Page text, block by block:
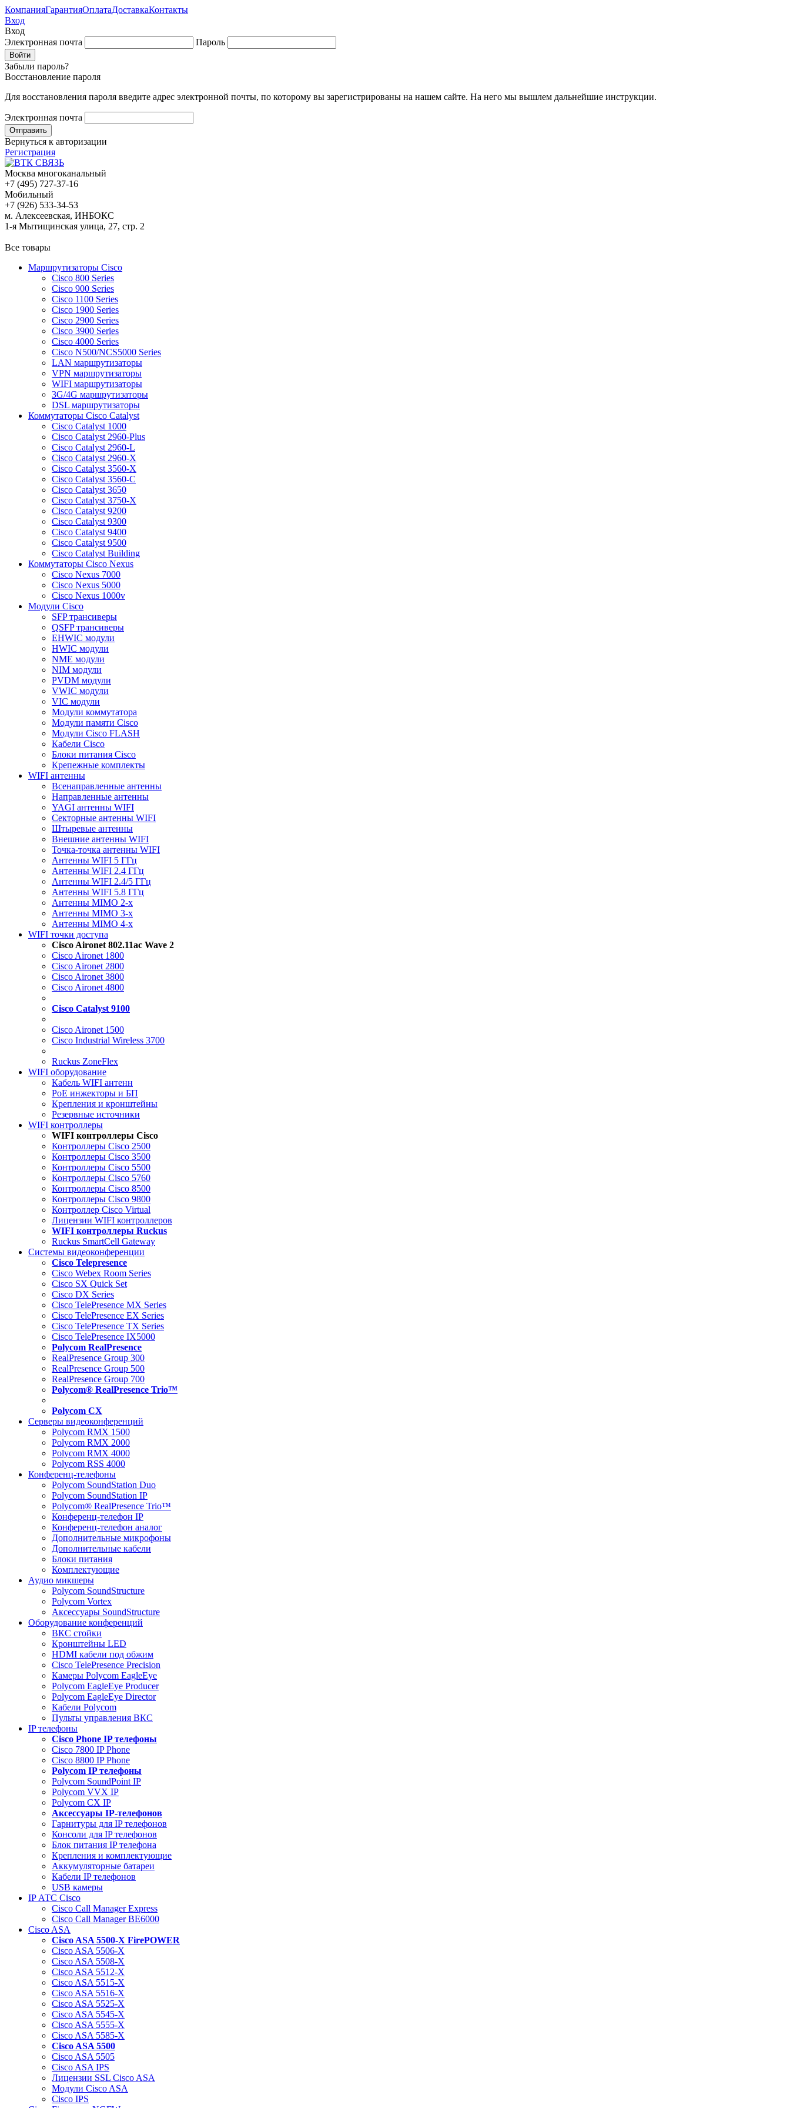
КомпанияГарантияОплатаДоставкаКонтакты
Вход
Вход
Электронная почта
Пароль
Забыли пароль?
Восстановление пароля
Для восстановления пароля введите адрес электронной почты, по которому вы зарегистрированы на нашем сайте. На него мы вышлем дальнейшие инструкции.
Электронная почта
Вернуться к авторизации
Регистрация
Москва многоканальный
+7 (495) 727-37-16
Мобильный
+7 (926) 533-34-53
м. Алексеевская, ИНБОКС
1-я Мытищинская улица, 27, стр. 2
Все товары
Маршрутизаторы Cisco
Cisco 800 Series
Cisco 900 Series
Cisco 1100 Series
Cisco 1900 Series
Cisco 2900 Series
Cisco 3900 Series
Cisco 4000 Series
Cisco N500/NCS5000 Series
LAN маршрутизаторы
VPN маршрутизаторы
WIFI маршрутизаторы
3G/4G маршрутизаторы
DSL маршрутизаторы
Коммутаторы Cisco Catalyst
Cisco Catalyst 1000
Cisco Catalyst 2960-Plus
Cisco Catalyst 2960-L
Cisco Catalyst 2960-X
Cisco Catalyst 3560-X
Cisco Catalyst 3560-C
Cisco Catalyst 3650
Cisco Catalyst 3750-X
Cisco Catalyst 9200
Cisco Catalyst 9300
Cisco Catalyst 9400
Cisco Catalyst 9500
Cisco Catalyst Building
Коммутаторы Cisco Nexus
Cisco Nexus 7000
Cisco Nexus 5000
Cisco Nexus 1000v
Модули Cisco
SFP трансиверы
QSFP трансиверы
EHWIC модули
HWIC модули
NME модули
NIM модули
PVDM модули
VWIC модули
VIC модули
Модули коммутатора
Модули памяти Cisco
Модули Cisco FLASH
Кабели Cisco
Блоки питания Cisco
Крепежные комплекты
WIFI антенны
Всенаправленные антенны
Направленные антенны
YAGI антенны WIFI
Секторные антенны WIFI
Штыревые антенны
Внешние антенны WIFI
Точка-точка антенны WIFI
Антенны WIFI 5 ГГц
Антенны WIFI 2.4 ГГц
Антенны WIFI 2.4/5 ГГц
Антенны WIFI 5.8 ГГц
Антенны MIMO 2-x
Антенны MIMO 3-x
Антенны MIMO 4-x
WIFI точки доступа
Cisco Aironet 802.11ac Wave 2
Cisco Aironet 1800
Cisco Aironet 2800
Cisco Aironet 3800
Cisco Aironet 4800
Cisco Catalyst 9100
Cisco Aironet 1500
Cisco Industrial Wireless 3700
Ruckus ZoneFlex
WIFI оборудование
Кабель WIFI антенн
PoE инжекторы и БП
Крепления и кронштейны
Резервные источники
WIFI контроллеры
WIFI контроллеры Cisco
Контроллеры Cisco 2500
Контроллеры Cisco 3500
Контроллеры Cisco 5500
Контроллеры Cisco 5760
Контроллеры Cisco 8500
Контроллеры Cisco 9800
Контроллер Cisco Virtual
Лицензии WIFI контроллеров
WIFI контроллеры Ruckus
Ruckus SmartCell Gateway
Системы видеоконференции
Cisco Telepresence
Cisco Webex Room Series
Cisco SX Quick Set
Cisco DX Series
Cisco TelePresence MX Series
Cisco TelePresence EX Series
Cisco TelePresence TX Series
Cisco TelePresence IX5000
Polycom RealPresence
RealPresence Group 300
RealPresence Group 500
RealPresence Group 700
Polycom® RealPresence Trio™
Polycom CX
Серверы видеоконференций
Polycom RMX 1500
Polycom RMX 2000
Polycom RMX 4000
Polycom RSS 4000
Конференц-телефоны
Polycom SoundStation Duo
Polycom SoundStation IP
Polycom® RealPresence Trio™
Конференц-телефон IP
Конференц-телефон аналог
Дополнительные микрофоны
Дополнительные кабели
Блоки питания
Комплектующие
Аудио микшеры
Polycom SoundStructure
Polycom Vortex
Аксессуары SoundStructure
Оборудование конференций
ВКС стойки
Кронштейны LED
HDMI кабели под обжим
Cisco TelePresence Precision
Камеры Polycom EagleEye
Polycom EagleEye Producer
Polycom EagleEye Director
Кабели Polycom
Пульты управления ВКС
IP телефоны
Сisco Phone IP телефоны
Cisco 7800 IP Phone
Cisco 8800 IP Phone
Polycom IP телефоны
Polycom SoundPoint IP
Polycom VVX IP
Polycom CX IP
Аксессуары IP-телефонов
Гарнитуры для IP телефонов
Консоли для IP телефонов
Блок питания IP телефона
Крепления и комплектующие
Аккумуляторные батареи
Кабели IP телефонов
USB камеры
IP АТС Cisco
Cisco Call Manager Express
Cisco Call Manager BE6000
Cisco ASA
Cisco ASA 5500-X FirePOWER
Cisco ASA 5506-X
Cisco ASA 5508-X
Cisco ASA 5512-X
Cisco ASA 5515-X
Cisco ASA 5516-X
Cisco ASA 5525-X
Cisco ASA 5545-X
Cisco ASA 5555-X
Cisco ASA 5585-X
Cisco ASA 5500
Cisco ASA 5505
Cisco ASA IPS
Лицензии SSL Cisco ASA
Модули Cisco ASA
Cisco IPS